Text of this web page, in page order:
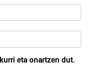
eta onartzen dut.